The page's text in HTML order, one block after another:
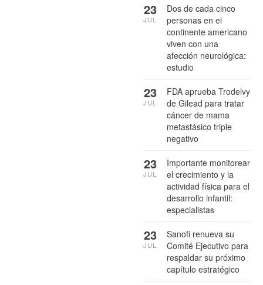
Dos de cada cinco
personas en el
continente americano
viven con una
afección neurológica:
estudio
23
JUL
FDA aprueba Trodelvy
de Gilead para tratar
cáncer de mama
metastásico triple
negativo
23
JUL
Importante monitorear
el crecimiento y la
actividad física para el
desarrollo infantil:
especialistas
23
JUL
Sanofi renueva su
Comité Ejecutivo para
respaldar su próximo
capítulo estratégico
23
JUL